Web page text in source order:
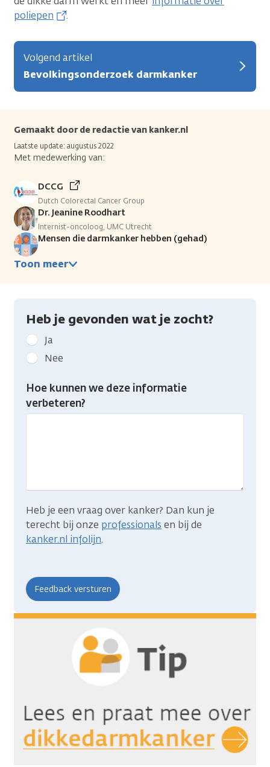
poliepen
.
Volgend artikel
Bevolkingsonderzoek darmkanker
Gemaakt door de redactie van kanker.nl
Laatste update: augustus 2022
Met medewerking van:
DCCG
Dutch Colorectal Cancer Group
Dr. Jeanine Roodhart
Internist-oncoloog, UMC Utrecht
Mensen die darmkanker hebben (gehad)
Toon meer
Heb je gevonden wat je zocht?
Geef
kanker.nl
feedback:
Heb
gevonden
Ja
Nee
Hoe kunnen we deze informatie
verbeteren?
Heb je een vraag over kanker? Dan kun je
terecht bij onze professionals en bij de
kanker.nl infolijn.